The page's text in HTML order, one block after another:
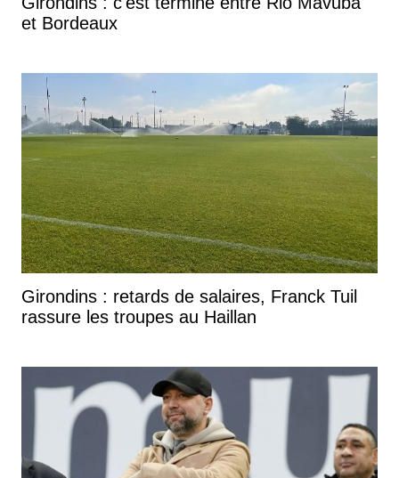
et Bordeaux
Girondins : retards de salaires, Franck Tuil
rassure les troupes au Haillan